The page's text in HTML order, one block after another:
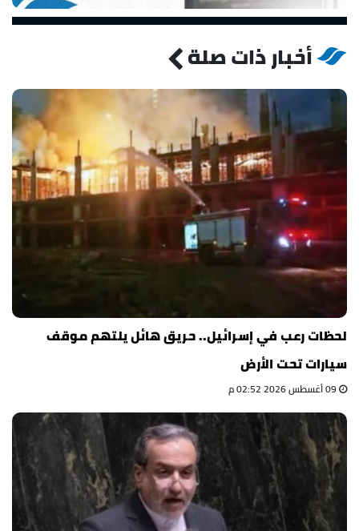
أخبار ذات صلة
لحظات رعب في إسرائيل.. حريق هائل يلتهم موقف
سيارات تحت الأرض